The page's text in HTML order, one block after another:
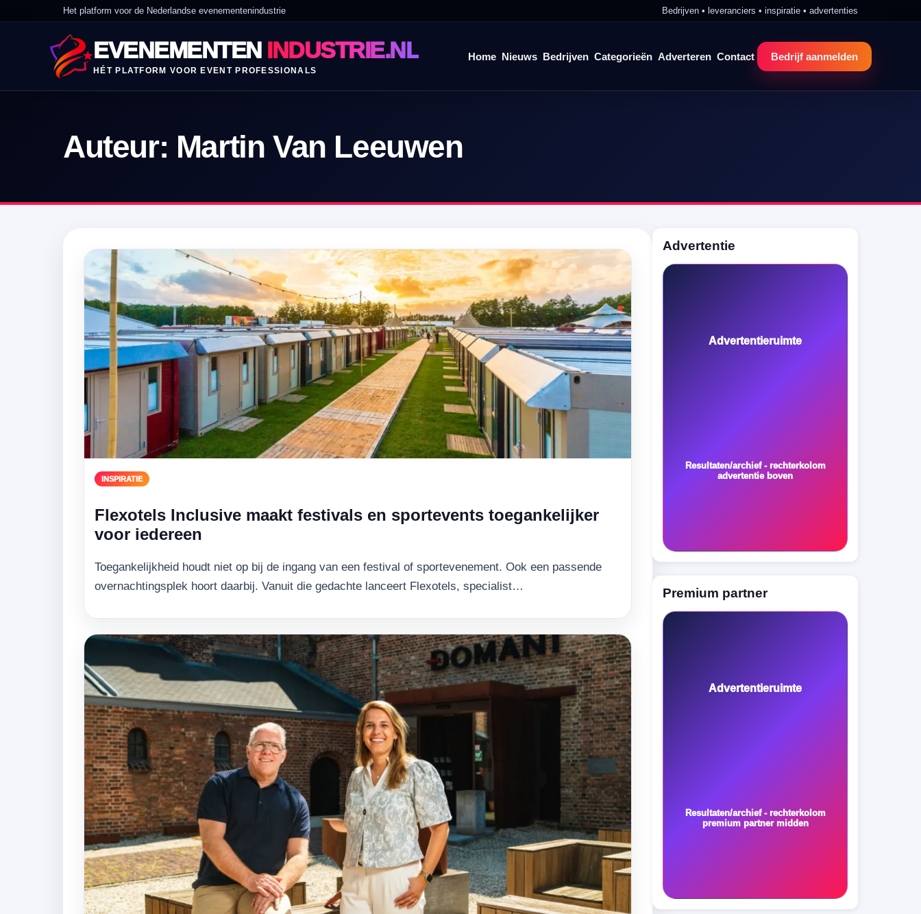
Het platform voor de Nederlandse evenementenindustrie Bedrijven • leveranciers • inspiratie • advertenties
EVENEMENTEN INDUSTRIE.NL
HÉT PLATFORM VOOR EVENT PROFESSIONALS
Home Nieuws Bedrijven Categorieën Adverteren Contact Bedrijf aanmelden
Auteur: Martin Van Leeuwen
INSPIRATIE
Flexotels Inclusive maakt festivals en sportevents toegankelijker
voor iedereen
Toegankelijkheid houdt niet op bij de ingang van een festival of sportevenement. Ook een passende
overnachtingsplek hoort daarbij. Vanuit die gedachte lanceert Flexotels, specialist…
Advertentie
Advertentieruimte
Resultaten/archief - rechterkolom
advertentie boven
Premium partner
Advertentieruimte
Resultaten/archief - rechterkolom
premium partner midden